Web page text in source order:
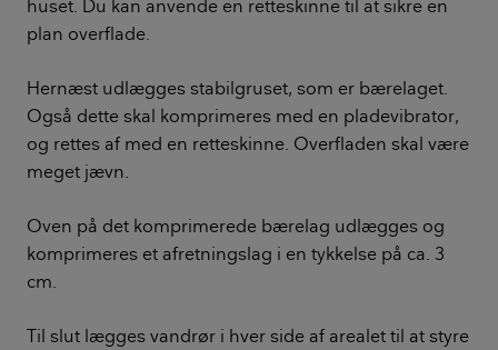
huset. Du kan anvende en retteskinne til at sikre en
plan overflade.
Hernæst udlægges stabilgruset, som er bærelaget.
Også dette skal komprimeres med en pladevibrator,
og rettes af med en retteskinne. Overfladen skal være
meget jævn.
Oven på det komprimerede bærelag udlægges og
komprimeres et afretningslag i en tykkelse på ca. 3
cm.
Til slut lægges vandrør i hver side af arealet til at styre